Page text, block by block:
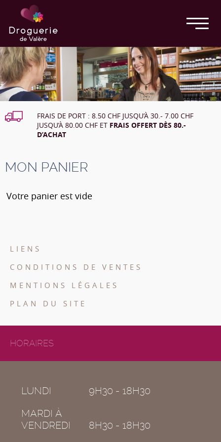
FRAIS DE PORT : 8.50 CHF JUSQU’À 30.- 7.00 CHF
JUSQU’À 80.00 CHF ET FRAIS OFFERT DÈS 80.-
D’ACHAT
MON PANIER
Votre panier est vide
LIENS
CONDITIONS DE VENTES
MENTIONS LÉGALES
PLAN DU SITE
HORAIRES
LUNDI
9H30 - 18H30
MARDI À
VENDREDI
8H30 - 18H30